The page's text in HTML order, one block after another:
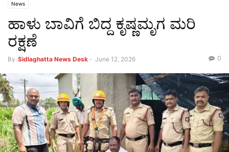
News
ಹಾಳು ಬಾವಿಗೆ ಬಿದ್ದ ಕೃಷ್ಣಮೃಗ ಮರಿ
ರಕ್ಷಣೆ
By Sidlaghatta News Desk - June 12, 2026 0